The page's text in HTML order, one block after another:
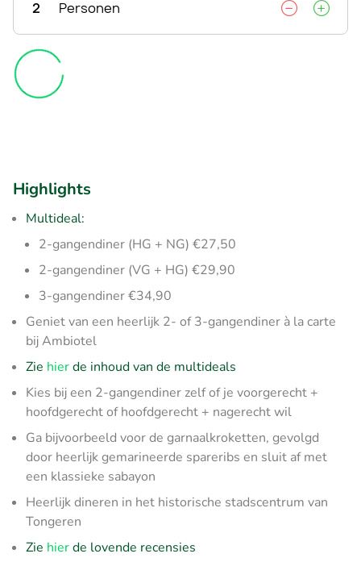
2 Personen
Highlights
Multideal:
2-gangendiner (HG + NG) €27,50
2-gangendiner (VG + HG) €29,90
3-gangendiner €34,90
Geniet van een heerlijk 2- of 3-gangendiner à la carte
bij Ambiotel
Zie hierde inhoud van de multideals
Kies bij een 2-gangendiner zelf of je voorgerecht +
hoofdgerecht of hoofdgerecht + nagerecht wil
Ga bijvoorbeeld voor de garnaalkroketten, gevolgd
door heerlijk gemarineerde spareribs en sluit af met
een klassieke sabayon
Heerlijk dineren in het historische stadscentrum van
Tongeren
Zie hierde lovende recensies